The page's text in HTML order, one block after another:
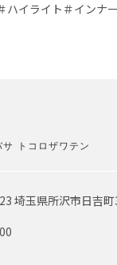
ハイライト＃インナ
サ トコロザワテン
埼玉県所沢市日吉